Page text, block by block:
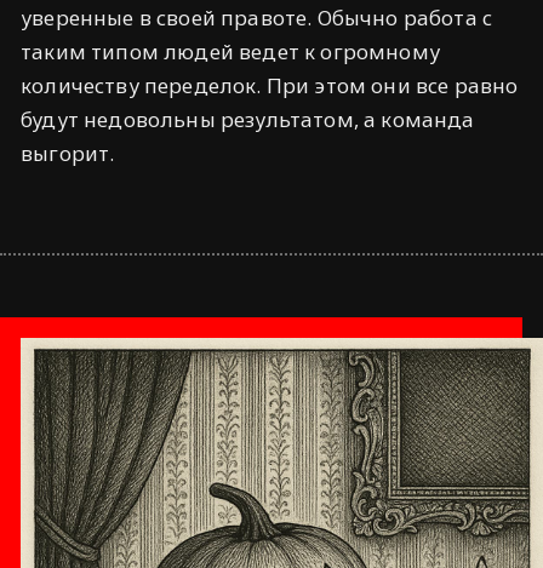
уверенные в своей правоте. Обычно работа с
таким типом людей ведет к огромному
количеству переделок. При этом они все равно
будут недовольны результатом, а команда
выгорит.